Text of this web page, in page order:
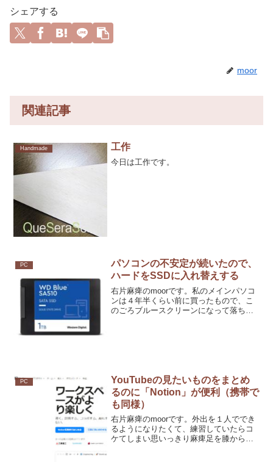
シェアする
moor
関連記事
Handmade 工作
今日は工作です。
PC
パソコンの不安定が続いたので、
ハードをSSDに入れ替えする
右片麻痺のmoorです。私のメインパソコ
ンは４年半くらい前に買ったもので、こ
のごろブルースクリーンになって落ちて
PC
YouTubeの見たいものをまとめ
るのに「Notion」が便利（携帯で
も同様）
右片麻痺のmoorです。外出を１人ででき
るようになりたくて、練習していたらコ
ケてしまい思いっきり麻痺足を膝から上